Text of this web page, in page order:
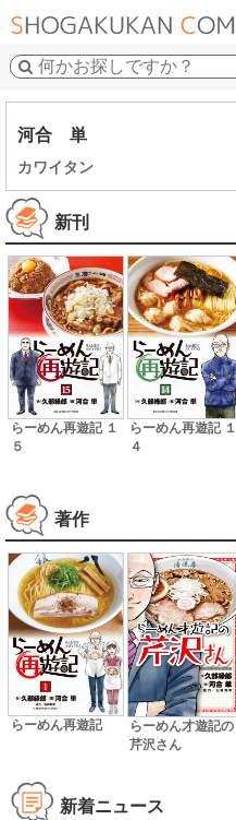
河合 単
カワイタン
新刊
らーめん再遊記 １
５
らーめん再遊記 １
４
著作
らーめん再遊記
らーめん才遊記の
芹沢さん
新着ニュース